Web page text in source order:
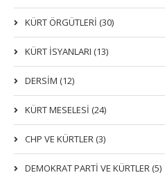
KÜRT ÖRGÜTLERİ (30)
KÜRT İSYANLARI (13)
DERSIM (12)
KÜRT MESELESİ (24)
CHP VE KÜRTLER (3)
DEMOKRAT PARTI VE KÜRTLER (5)